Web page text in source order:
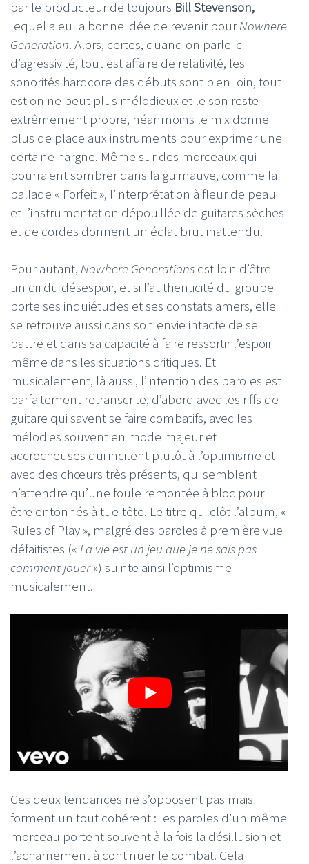
par le producteur de toujours Bill Stevenson,
lequel a eu la bonne idée de revenir pourNowhere
Generation. Alors, certes, quand on parle ici
d’agressivité, tout est affaire de relativité, les
sonorités hardcore des débuts sont bien loin, tout
est on ne peut plus mélodieux et le son reste
extrêmement propre, néanmoins le mix donne
plus de place aux instruments pour exprimer une
certaine hargne. Même sur des morceaux qui
pourraient sombrer dans la guimauve, comme la
ballade « Forfeit », l’interprétation à fleur de peau
et l’instrumentation dépouillée de guitares sèches
et de cordes donnent un éclat brut inattendu.
Pour autant, Nowhere Generations est loin d’être
un cri du désespoir, et si l’authenticité du groupe
porte ses inquiétudes et ses constats amers, elle
se retrouve aussi dans son envie intacte de se
battre et dans sa capacité à faire ressortir l’espoir
même dans les situations critiques. Et
musicalement, là aussi, l’intention des paroles est
parfaitement retranscrite, d’abord avec les riffs de
guitare qui savent se faire combatifs, avec les
mélodies souvent en mode majeur et
accrocheuses qui incitent plutôt à l’optimisme et
avec des chœurs très présents, qui semblent
n’attendre qu’une foule remontée à bloc pour
être entonnés à tue-tête. Le titre qui clôt l’album, «
Rules of Play », malgré des paroles à première vue
défaitistes (« La vie est un jeu que je ne sais pas
comment jouer») suinte ainsi l’optimisme
musicalement.
Ces deux tendances ne s’opposent pas mais
forment un tout cohérent : les paroles d’un même
morceau portent souvent à la fois la désillusion et
l’acharnement à continuer le combat. Cela